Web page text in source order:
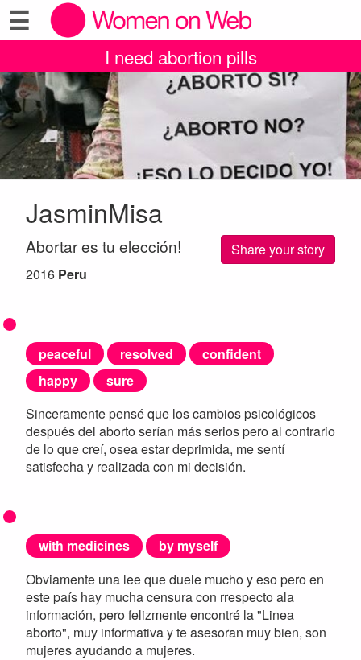
☰
I need abortion pills
JasminMisa
Share your story
Abortar es tu elección!
2016 Peru
peaceful resolved
confident
happy
sure
Sinceramente pensé que los cambios psicológicos
después del aborto serían más serios pero al contrario
de lo que creí, osea estar deprimida, me sentí
satisfecha y realizada con mi decisión.
with medicines
by myself
Obviamente una lee que duele mucho y eso pero en
este país hay mucha censura con rrespecto ala
información, pero felizmente encontré la "Linea
aborto", muy informativa y te asesoran muy bien, son
mujeres ayudando a mujeres.